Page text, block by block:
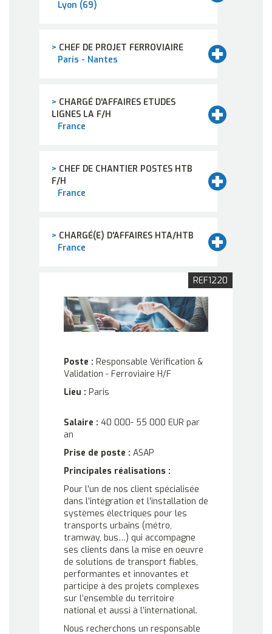
Lyon (69)
> CHEF DE PROJET FERROVIAIRE
Paris - Nantes
> CHARGÉ D'AFFAIRES ETUDES
LIGNES LA F/H
France
> CHEF DE CHANTIER POSTES HTB
F/H
France
> CHARGÉ(E) D'AFFAIRES HTA/HTB
France
REF1220
Poste : Responsable Vérification &
Validation - Ferroviaire H/F
Lieu : Paris
Salaire : 40 000- 55 000 EUR par
an
Prise de poste : ASAP
Principales réalisations :
Pour l’un de nos client spécialisée
dans l’intégration et l’installation de
systèmes électriques pour les
transports urbains (métro,
tramway, bus…) qui accompagne
ses clients dans la mise en oeuvre
de solutions de transport fiables,
performantes et innovantes et
participe à des projets complexes
sur l’ensemble du territoire
national et aussi à l’international.
Nous recherchons un responsable